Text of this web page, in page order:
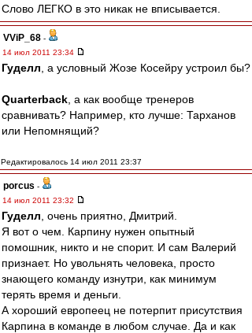
Слово ЛЕГКО в это никак не вписывается.
VViP_68 -
14 июл 2011 23:34
Гуделл , а условный Жозе Косейру устроил бы?
Quarterback , а как вообще тренеров
сравнивать? Например, кто лучше: Тарханов
или Непомнящий?
Редактировалось 14 июл 2011 23:37
porcus -
14 июл 2011 23:32
Гуделл , очень приятно, Дмитрий.
Я вот о чем. Карпину нужен опытный
помошник, никто и не спорит. И сам Валерий
признает. Но увольнять человека, просто
знающего команду изнутри, как минимум
терять время и деньги.
А хороший европеец не потерпит присутствия
Карпина в команде в любом случае. Да и как